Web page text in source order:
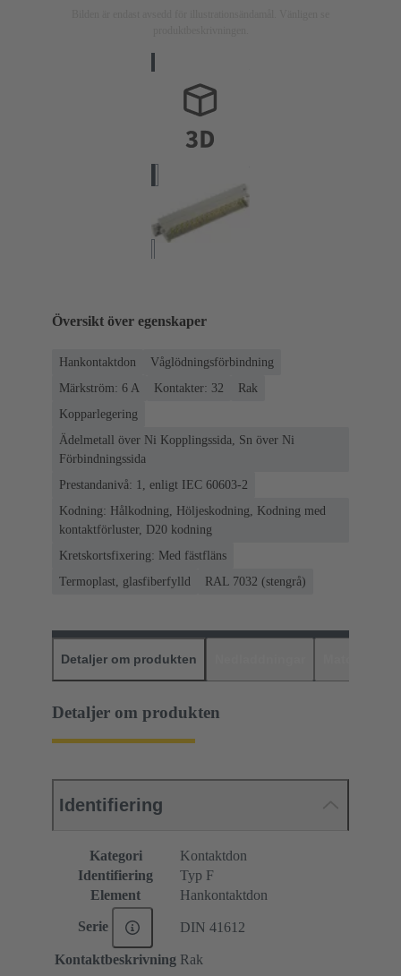
Översikt över egenskaper
Hankontaktdon
Våglödningsförbindning
Märkström: ‌6 A
Kontakter: 32
Rak
Kopparlegering
Ädelmetall över Ni Kopplingssida, Sn över Ni
Förbindningssida
Prestandanivå: 1, enligt IEC 60603-2
Kodning: Hålkodning, Höljeskodning, Kodning med
kontaktförluster, D20 kodning
Kretskortsfixering: Med fästfläns
Termoplast, glasfiberfylld
RAL 7032 (stengrå)
Detaljer om produkten
Detaljer om produkten
Identifiering
Kategori
Kontaktdon
Identifiering
Typ F
Element
Hankontaktdon
Serie DIN 41612
Kontaktbeskrivning Rak